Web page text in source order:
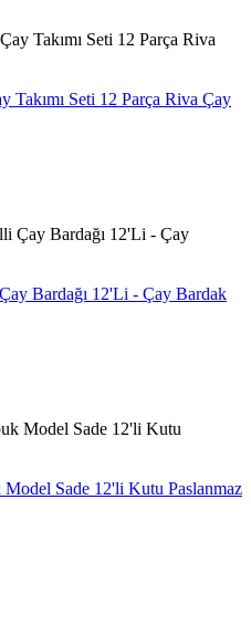
Takımı Seti 12 Parça Riva Çay
Bardağı 12'Li - Çay Bardak
Sade 12'li Kutu Paslanmaz